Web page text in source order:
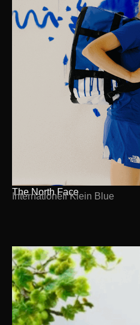
The North Face
Internationell Klein Blue